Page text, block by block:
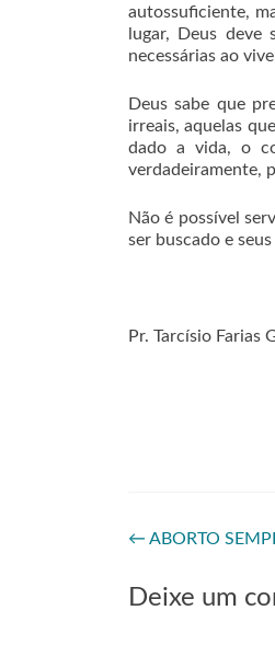
autossuficiente,
lugar, Deus
necessárias ao
Deus sabe que
irreais, aquelas
dado a vida, o
verdadeiramente,
Não é possível
ser buscado e
Pr. Tarcísio Farias
← ABORTO
Deixe um